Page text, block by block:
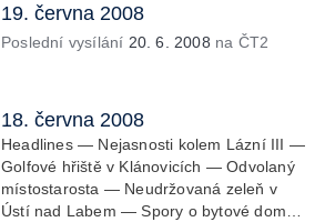
19. června 2008
Poslední vysílání 20. 6. 2008 na ČT2
18. června 2008
Headlines — Nejasnosti kolem Lázní III —
Golfové hřiště v Klánovicích — Odvolaný
místostarosta — Neudržovaná zeleň v
Ústí nad Labem — Spory o bytové domy